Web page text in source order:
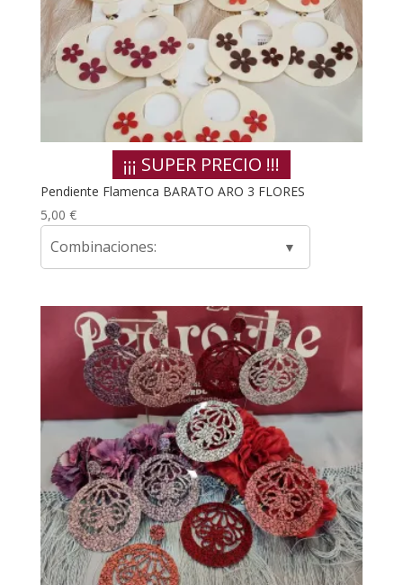
¡¡¡ SUPER PRECIO !!!
Pendiente Flamenca BARATO ARO 3 FLORES
5,00 €
Combinaciones: